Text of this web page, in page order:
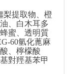
梨提取物、橙
、白木耳多
蜜、透明質
60氫化蓖麻
、檸檬酸
對羥基苯甲